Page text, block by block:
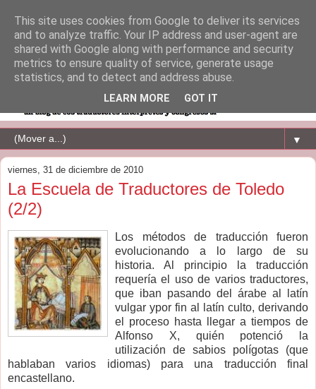
▼
viernes, 31 de diciembre de 2010
La Escuela de Traductores de Toledo
(2/2)
Los métodos de traducción fueron
evolucionando a lo largo de su
historia. Al principio la traducción
requería el uso de varios traductores,
que iban pasando del árabe al latín
vulgar ypor fin al latín culto, derivando
el proceso hasta llegar a tiempos de
Alfonso X, quién potenció la
utilización de sabios polígotas (que
hablaban varios idiomas) para una traducción final
encastellano.
This site uses cookies from Google to deliver its services
and to analyze traffic. Your IP address and user-agent are
shared with Google along with performance and security
metrics to ensure quality of service, generate usage
statistics, and to detect and address abuse.
LEARN MORE GOT IT